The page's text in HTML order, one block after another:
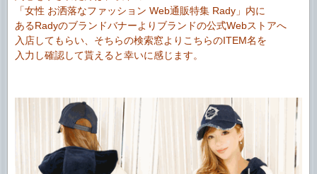
「女性 お洒落なファッション Web通販特集 Rady」内に
あるRadyのブランドバナーよりブランドの公式Webストアへ
入店してもらい、そちらの検索窓よりこちらのITEM名を
入力し確認して貰えると幸いに感じます。